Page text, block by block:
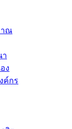
าณ
า
ง
ค์กร